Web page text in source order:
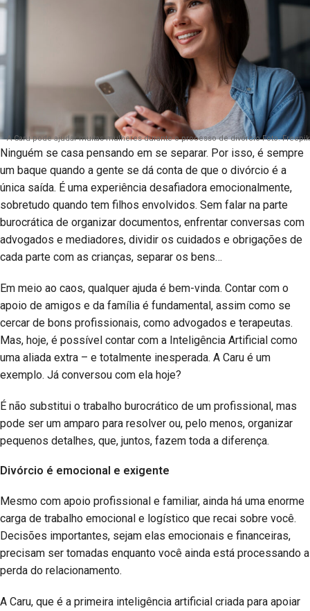
A Caru pode ajudar muitas mulheres durante o processo de divórcio Foto: Freepik
Ninguém se casa pensando em se separar. Por isso, é sempre
um baque quando a gente se dá conta de que o divórcio é a
única saída. É uma experiência desafiadora emocionalmente,
sobretudo quando tem filhos envolvidos. Sem falar na parte
burocrática de organizar documentos, enfrentar conversas com
advogados e mediadores, dividir os cuidados e obrigações de
cada parte com as crianças, separar os bens…
Em meio ao caos, qualquer ajuda é bem-vinda. Contar com o
apoio de amigos e da família é fundamental, assim como se
cercar de bons profissionais, como advogados e terapeutas.
Mas, hoje, é possível contar com a Inteligência Artificial como
uma aliada extra – e totalmente inesperada. A Caru é um
exemplo. Já conversou com ela hoje?
É não substitui o trabalho burocrático de um profissional, mas
pode ser um amparo para resolver ou, pelo menos, organizar
pequenos detalhes, que, juntos, fazem toda a diferença.
Divórcio é emocional e exigente
Mesmo com apoio profissional e familiar, ainda há uma enorme
carga de trabalho emocional e logístico que recai sobre você.
Decisões importantes, sejam elas emocionais e financeiras,
precisam ser tomadas enquanto você ainda está processando a
perda do relacionamento.
A Caru, que é a primeira inteligência artificial criada para apoiar